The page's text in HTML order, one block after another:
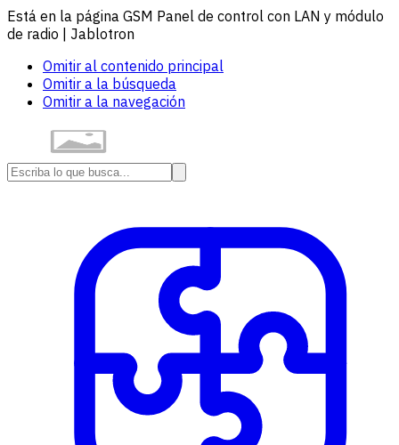
Está en la página GSM Panel de control con LAN y módulo
de radio | Jablotron
Omitir al contenido principal
Omitir a la búsqueda
Omitir a la navegación